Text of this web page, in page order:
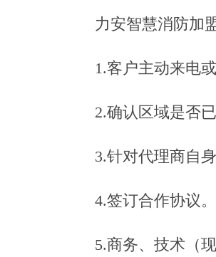
力安智慧消防加
1.客户主动来电
2.确认区域是否
3.针对代理商自
4.签订合作协议。
5.商务、技术（